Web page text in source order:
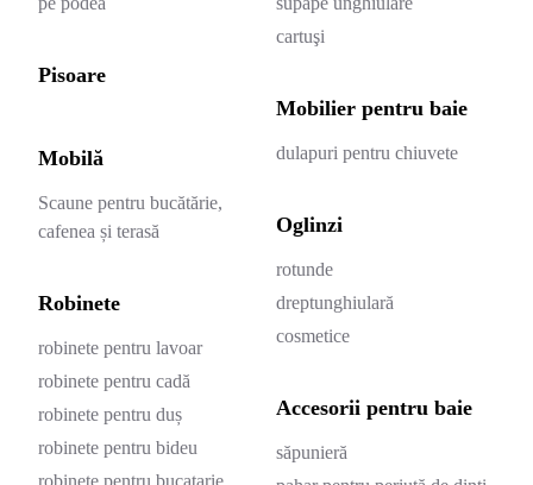
Pisoare
Mobilă
Scaune pentru bucătărie,
cafenea și terasă
Robinete
robinete pentru lavoar
robinete pentru cadă
robinete pentru duș
robinete pentru bideu
cartuşi
Mobilier pentru baie
dulapuri pentru chiuvete
Oglinzi
rotunde
dreptunghiulară
cosmetice
Accesorii pentru baie
săpunieră